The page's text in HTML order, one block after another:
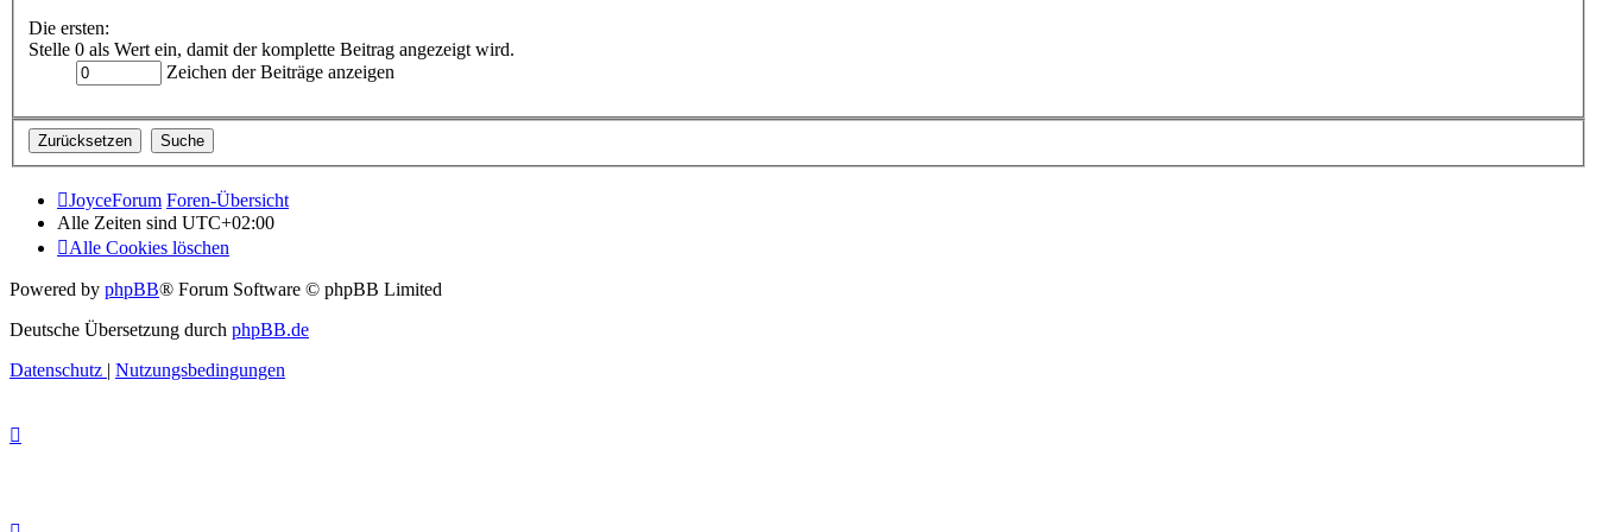
Die ersten:
Stelle 0 als Wert ein, damit der komplette Beitrag angezeigt wird.
Zeichen der Beiträge anzeigen
JoyceForum Foren-Übersicht
Alle Zeiten sind UTC+02:00
Alle Cookies löschen
Powered by phpBB® Forum Software © phpBB Limited
Deutsche Übersetzung durch phpBB.de
Datenschutz | Nutzungsbedingungen